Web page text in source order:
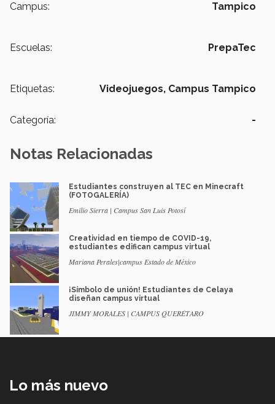
Campus:
Tampico
Escuelas: PrepaTec
Etiquetas: Videojuegos, Campus Tampico
Categoría: -
Notas Relacionadas
Estudiantes construyen al TEC en Minecraft
(FOTOGALERÍA)
Emilio Sierra | Campus San Luis Potosí
Creatividad en tiempo de COVID-19,
estudiantes edifican campus virtual
Mariana Perales|campus Estado de México
¡Símbolo de unión! Estudiantes de Celaya
diseñan campus virtual
JIMMY MORALES | CAMPUS QUERÉTARO
Lo más nuevo